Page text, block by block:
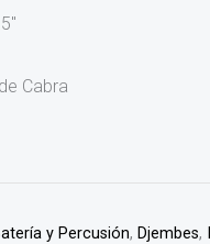
Cabra
y Percusión, Djembes,